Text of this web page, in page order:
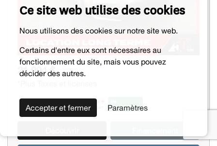
21 994 $
Ce site web utilise des cookies
Nous utilisons des cookies sur notre site web.
Certains d'entre eux sont nécessaires au
fonctionnement du site, mais vous pouvez
décider des autres.
Accepter et fermer Paramètres